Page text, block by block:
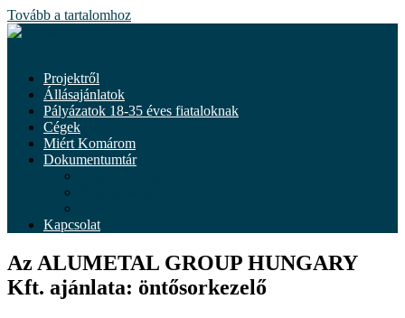
Tovább a tartalomhoz
Projektről
Állásajánlatok
Pályázatok 18-35 éves fiataloknak
Cégek
Miért Komárom
Dokumentumtár
Kapcsolat
Az ALUMETAL GROUP HUNGARY
Kft. ajánlata: öntősorkezelő